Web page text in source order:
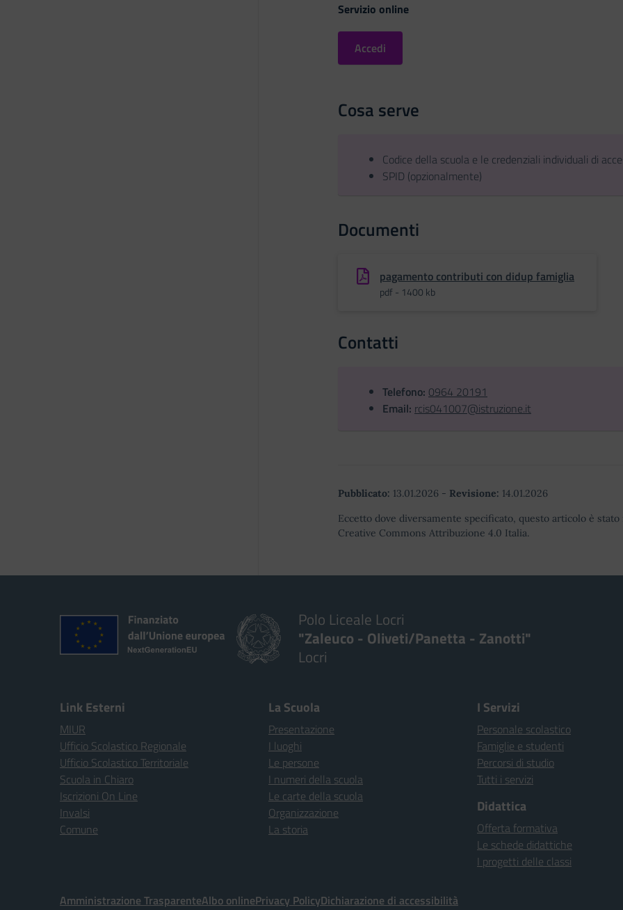
Servizio online
Accedi
Cosa serve
Codice della scuola e le credenziali individuali di
SPID (opzionalmente)
Documenti
pagamento contributi con didup famiglia
pdf - 1400 kb
Contatti
Telefono: 0964 20191
Email: rcis041007@istruzione.it
Pubblicato: 13.01.2026 - Revisione: 14.01.2026
Eccetto dove diversamente specificato, questo articolo è
Creative Commons Attribuzione 4.0 Italia.
Polo Liceale Locri
"Zaleuco - Oliveti/Panetta - Zanotti"
Locri
Link Esterni
MIUR
Ufficio Scolastico Regionale
Ufficio Scolastico Territoriale
Scuola in Chiaro
Iscrizioni On Line
Invalsi
Comune
La Scuola
Presentazione
I luoghi
Le persone
I numeri della scuola
Le carte della scuola
Organizzazione
La storia
I Servizi
Personale scolastico
Famiglie e studenti
Percorsi di studio
Tutti i servizi
Didattica
Offerta formativa
Le schede didattiche
I progetti delle classi
Amministrazione TrasparenteAlbo onlinePrivacy PolicyDichiarazione di accessibilità